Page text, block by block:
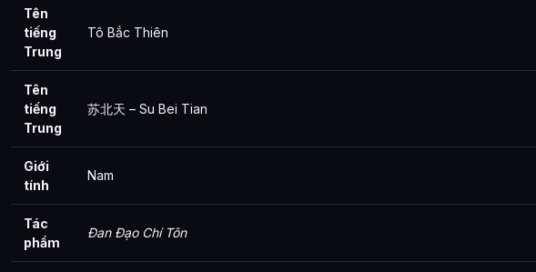
Tên
tiếng
Trung
Tô Bắc Thiên
Tên
tiếng
Trung
苏北天 – Su Bei Tian
Giới
tính
Nam
Tác
phẩm
Đan Đạo Chí Tôn